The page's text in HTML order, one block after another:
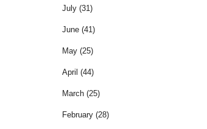
July (31)
June (41)
May (25)
April (44)
March (25)
February (28)